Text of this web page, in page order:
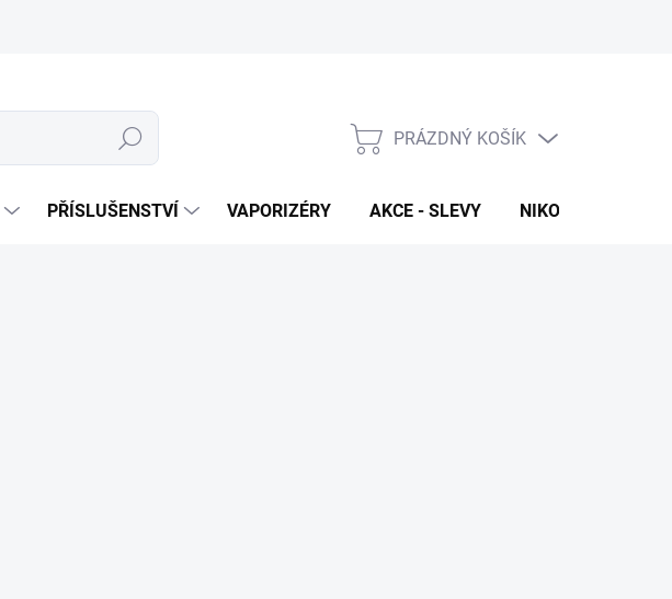
Hledat
NÁKUPNÍ
PRÁZDNÝ KOŠÍK
PŘÍSLUŠENSTVÍ VAPORIZÉRY AKCE - SLEVY NIKOTINOVÉ